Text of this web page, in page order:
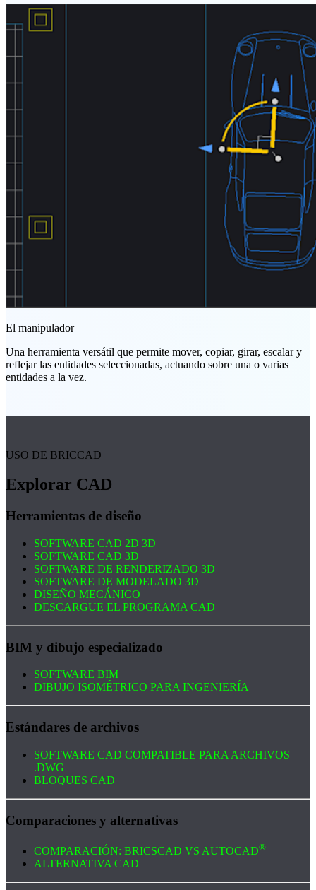
El manipulador
Una herramienta versátil que permite mover, copiar, girar, escalar y
reflejar las entidades seleccionadas, actuando sobre una o varias
entidades a la vez.
USO DE BRICCAD
Explorar CAD
Herramientas de diseño
SOFTWARE CAD 2D 3D
SOFTWARE CAD 3D
SOFTWARE DE RENDERIZADO 3D
SOFTWARE DE MODELADO 3D
DISEÑO MECÁNICO
DESCARGUE EL PROGRAMA CAD
BIM y dibujo especializado
SOFTWARE BIM
DIBUJO ISOMÉTRICO PARA INGENIERÍA
Estándares de archivos
SOFTWARE CAD COMPATIBLE PARA ARCHIVOS
.DWG
BLOQUES CAD
Comparaciones y alternativas
COMPARACIÓN: BRICSCAD VS AUTOCAD®
ALTERNATIVA CAD